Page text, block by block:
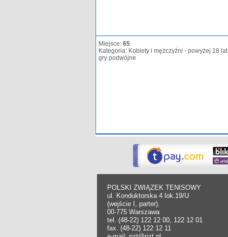
Miejsce: 65
Kategoria: Kobiety i mężczyźni - powyżej 18 lat
gry podwójne
POLSKI ZWIĄZEK TENISOWY
ul. Konduktorska 4 lok.19/U
(wejście I, parter).
00-775 Warszawa
tel. (48-22) 122 12 00, 122 12 01
fax. (48-22) 122 12 11